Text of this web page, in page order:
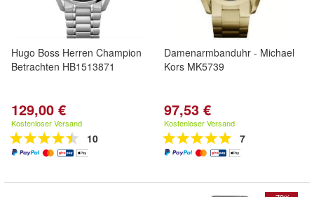
Hugo Boss Herren Champion
Betrachten HB1513871
129,00 €
Kostenloser Versand
10
Damenarmbanduhr - Michael
Kors MK5739
97,53 €
Kostenloser Versand
7